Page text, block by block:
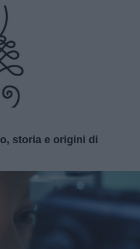
storia e origini di